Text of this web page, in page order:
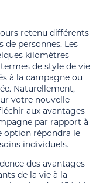
retenu différents
de personnes. Les
kilomètres
de style de vie
à la campagne ou
Naturellement,
votre nouvelle
aux avantages
par rapport à
option répondra le
individuels.
des avantages
de la vie à la